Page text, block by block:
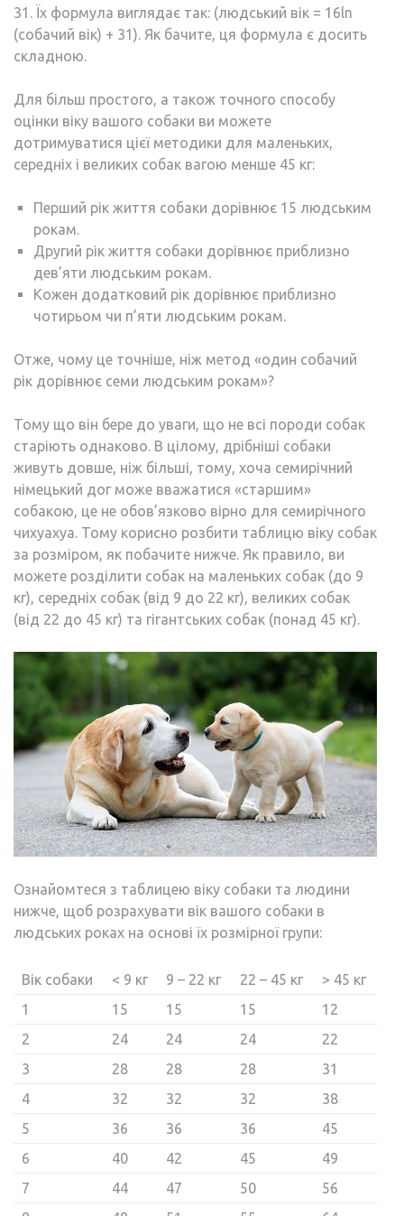
31. Їх формула виглядає так: (людський вік = 16ln
(собачий вік) + 31). Як бачите, ця формула є досить
складною.
Для більш простого, а також точного способу
оцінки віку вашого собаки ви можете
дотримуватися цієї методики для маленьких,
середніх і великих собак вагою менше 45 кг:
Перший рік життя собаки дорівнює 15 людським
рокам.
Другий рік життя собаки дорівнює приблизно
дев’яти людським рокам.
Кожен додатковий рік дорівнює приблизно
чотирьом чи п’яти людським рокам.
Отже, чому це точніше, ніж метод «один собачий
рік дорівнює семи людським рокам»?
Тому що він бере до уваги, що не всі породи собак
старіють однаково. В цілому, дрібніші собаки
живуть довше, ніж більші, тому, хоча семирічний
німецький дог може вважатися «старшим»
собакою, це не обов’язково вірно для семирічного
чихуахуа. Тому корисно розбити таблицю віку собак
за розміром, як побачите нижче. Як правило, ви
можете розділити собак на маленьких собак (до 9
кг), середніх собак (від 9 до 22 кг), великих собак
(від 22 до 45 кг) та гігантських собак (понад 45 кг).
Ознайомтеся з таблицею віку собаки та людини
нижче, щоб розрахувати вік вашого собаки в
людських роках на основі їх розмірної групи:
Вік собаки < 9 кг 9 – 22 кг 22 – 45 кг
> 45 кг
1
15 15 15
12
2
24 24 24
22
3
28 28 28
31
4
32 32 32
38
5
36 36 36
45
6
40 42 45
49
7
44 47 50
56